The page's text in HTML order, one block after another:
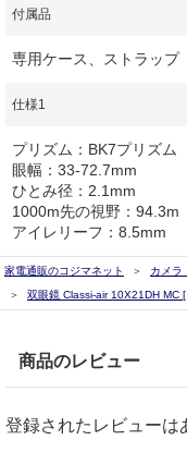
付属品
専用ケース、ストラップ
仕様1
プリズム：BK7プリズム
眼幅：33-72.7mm
ひとみ径：2.1mm
1000m先の視野：94.3m
アイレリーフ：8.5mm
家電通販のコジマネット カメラ
双眼鏡 Classi-air 10X21DH MC
商品のレビュー
登録されたレビューは